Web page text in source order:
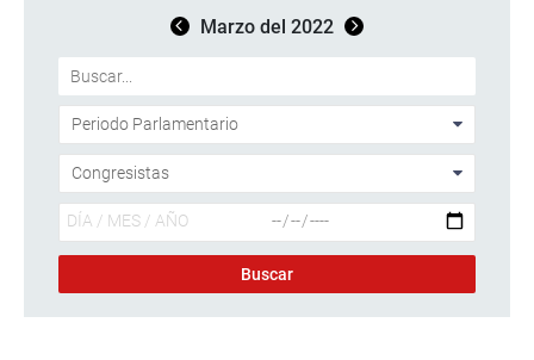
Marzo del 2022